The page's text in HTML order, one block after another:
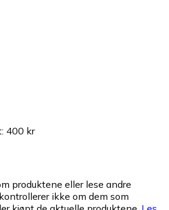
: 400 kr
produktene eller lese andre
ikke om dem som